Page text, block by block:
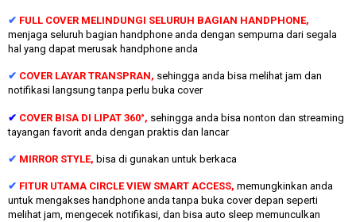
✔ FULL COVER MELINDUNGI SELURUH BAGIAN HANDPHONE,
menjaga seluruh bagian handphone anda dengan sempurna dari segala
hal yang dapat merusak handphone anda
✔ COVER LAYAR TRANSPRAN, sehingga anda bisa melihat jam dan
notifikasi langsung tanpa perlu buka cover
✔ COVER BISA DI LIPAT 360°, sehingga anda bisa nonton dan streaming
tayangan favorit anda dengan praktis dan lancar
✔ MIRROR STYLE, bisa di gunakan untuk berkaca
✔ FITUR UTAMA CIRCLE VIEW SMART ACCESS, memungkinkan anda
untuk mengakses handphone anda tanpa buka cover depan seperti
melihat jam, mengecek notifikasi, dan bisa auto sleep memunculkan